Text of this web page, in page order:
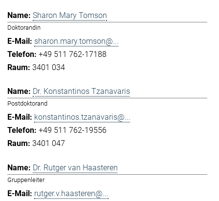
Sharon Mary Tomson
Doktorandin
sharon.mary.tomson@...
+49 511 762-17188
3401 034
Dr. Konstantinos Tzanavaris
Postdoktorand
konstantinos.tzanavaris@...
+49 511 762-19556
3401 047
Dr. Rutger van Haasteren
Gruppenleiter
rutger.v.haasteren@...